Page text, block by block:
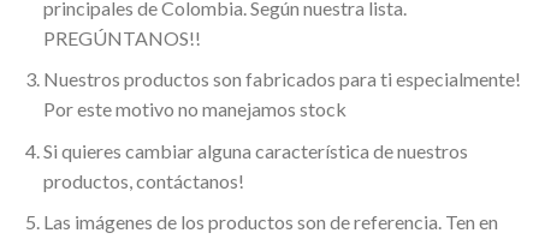
principales de Colombia. Según nuestra lista.
PREGÚNTANOS!!
Nuestros productos son fabricados para ti especialmente!
Por este motivo no manejamos stock
Si quieres cambiar alguna característica de nuestros
productos, contáctanos!
Las imágenes de los productos son de referencia. Ten en